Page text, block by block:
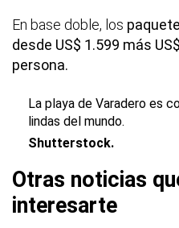
En base doble, los
desde US$ 1.599 más
persona.
La playa de Varadero es
lindas del mundo.
Shutterstock.
Otras noticias
interesarte